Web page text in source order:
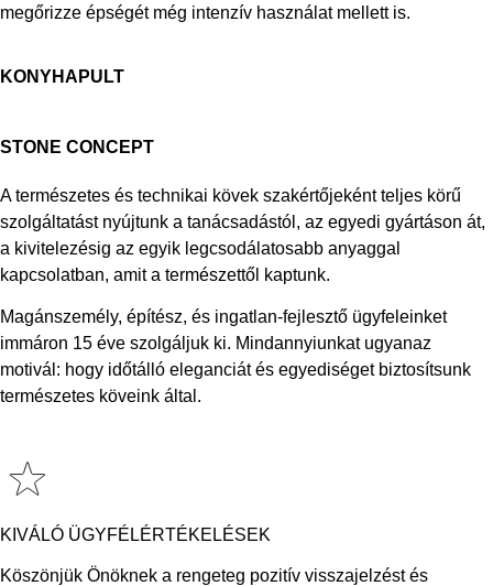
megőrizze épségét még intenzív használat mellett is.
KONYHAPULT
STONE CONCEPT
A természetes és technikai kövek szakértőjeként teljes körű
szolgáltatást nyújtunk a tanácsadástól, az egyedi gyártáson át,
a kivitelezésig az egyik legcsodálatosabb anyaggal
kapcsolatban, amit a természettől kaptunk.
Magánszemély, építész, és ingatlan-fejlesztő ügyfeleinket
immáron 15 éve szolgáljuk ki. Mindannyiunkat ugyanaz
motivál: hogy időtálló eleganciát és egyediséget biztosítsunk
természetes köveink által.
KIVÁLÓ ÜGYFÉLÉRTÉKELÉSEK
Köszönjük Önöknek a rengeteg pozitív visszajelzést és